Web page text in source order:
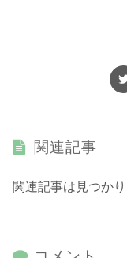
関連記事
関連記事は見つかり